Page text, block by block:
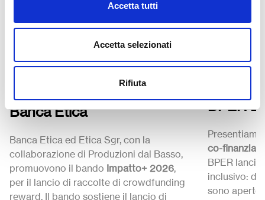
Accetta tutti
Accetta selezionati
Rifiuta
Impatto+ 2026 “Costruire
Banca Etica
Banca Etica ed Etica Sgr, con la
collaborazione di Produzioni dal Basso,
promuovono il bando Impatto+ 2026,
per il lancio di raccolte di crowdfunding
reward. Il bando sostiene il lancio di
24 Luglio
Lo sport
BPER
co-
BPER
inclusivo:
sono aperte